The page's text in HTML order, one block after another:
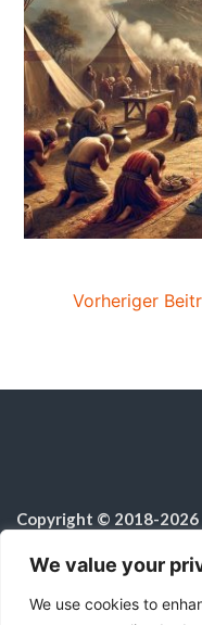
We value your
We use cookies to
Vorheriger
Copyright © 2018-2026
Alle Rechte
Hinweis zur Nutzung